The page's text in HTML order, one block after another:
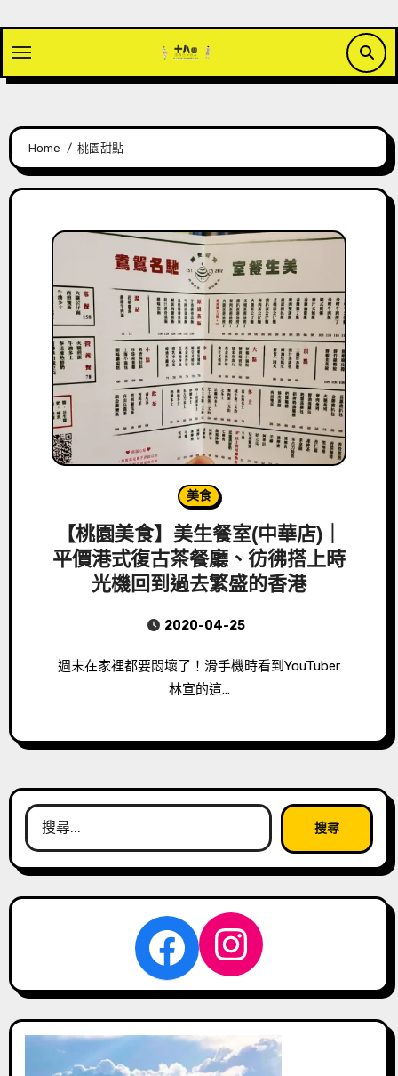
content
Home 桃園甜點
美食
【桃園美食】美生餐室(中華店)｜
平價港式復古茶餐廳、彷彿搭上時
光機回到過去繁盛的香港
2020-04-25
週末在家裡都要悶壞了！滑手機時看到YouTuber
林宣的這…
搜
尋
關
Facebook